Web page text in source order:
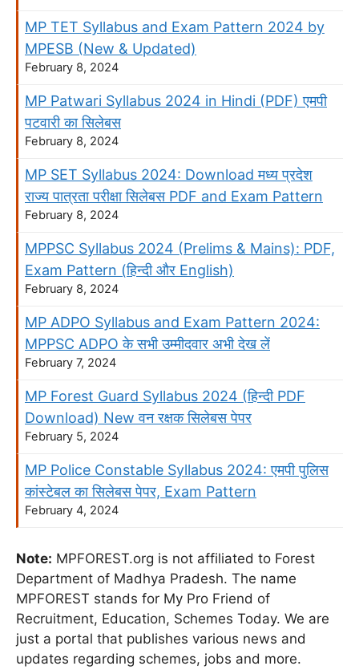
MP TET Syllabus and Exam Pattern 2024 by
MPESB (New & Updated)
February 8, 2024
MP Patwari Syllabus 2024 in Hindi (PDF) एमपी
पटवारी का सिलेबस
February 8, 2024
MP SET Syllabus 2024: Download मध्य प्रदेश
राज्य पात्रता परीक्षा सिलेबस PDF and Exam Pattern
February 8, 2024
MPPSC Syllabus 2024 (Prelims & Mains): PDF,
Exam Pattern (हिन्दी और English)
February 8, 2024
MP ADPO Syllabus and Exam Pattern 2024:
MPPSC ADPO के सभी उम्मीदवार अभी देख लें
February 7, 2024
MP Forest Guard Syllabus 2024 (हिन्दी PDF
Download) New वन रक्षक सिलेबस पेपर
February 5, 2024
MP Police Constable Syllabus 2024: एमपी पुलिस
कांस्टेबल का सिलेबस पेपर, Exam Pattern
February 4, 2024
Note: MPFOREST.org is not affiliated to Forest
Department of Madhya Pradesh. The name
MPFOREST stands for My Pro Friend of
Recruitment, Education, Schemes Today. We are
just a portal that publishes various news and
updates regarding schemes, jobs and more.